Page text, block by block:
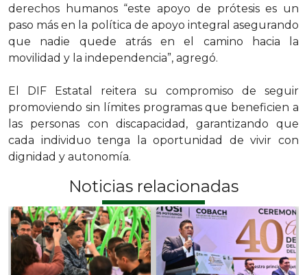
derechos humanos “este apoyo de prótesis es un
paso más en la política de apoyo integral asegurando
que nadie quede atrás en el camino hacia la
movilidad y la independencia”, agregó.
El DIF Estatal reitera su compromiso de seguir
promoviendo sin límites programas que beneficien a
las personas con discapacidad, garantizando que
cada individuo tenga la oportunidad de vivir con
dignidad y autonomía.
Noticias relacionadas